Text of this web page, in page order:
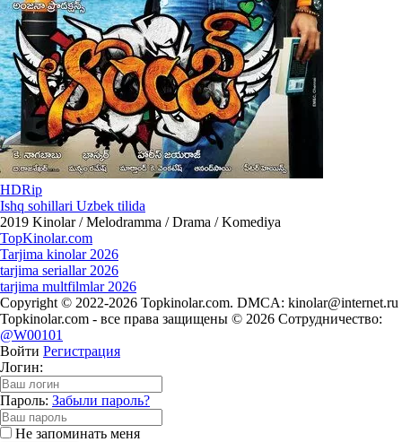
HDRip
Ishq sohillari Uzbek tilida
2019 Kinolar / Melodramma / Drama / Komediya
TopKinolar.com
Tarjima kinolar 2026
tarjima seriallar 2026
tarjima multfilmlar 2026
Copyright © 2022-2026 Topkinolar.com. DMCA: kinolar@internet.ru
Topkinolar.com - все права защищены © 2026 Сотрудничество:
@W00101
Войти Регистрация
Логин:
Пароль: Забыли пароль?
Не запоминать меня